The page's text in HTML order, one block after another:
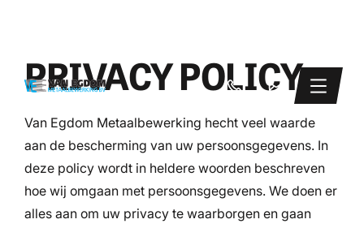
PLAATWERK
MACHINEPARK
OVER ONS
CONTACT
PRIVACY POLICY
Van Egdom Metaalbewerking hecht veel waarde
aan de bescherming van uw persoonsgegevens. In
deze policy wordt in heldere woorden beschreven
hoe wij omgaan met persoonsgegevens. We doen er
alles aan om uw privacy te waarborgen en gaan